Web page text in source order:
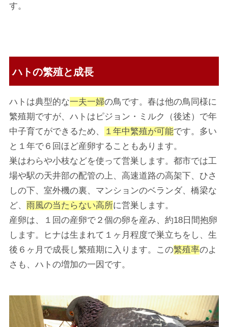
す。
ハトの繁殖と成長
ハトは典型的な一夫一婦の鳥です。春は他の鳥同様に
繁殖期ですが、ハトはピジョン・ミルク（後述）で年
中子育てができるため、
１年中繁殖が可能です。多い
と１年で６回ほど産卵することもあります。
巣はわらや小枝などを使って営巣します。都市では工
場や駅の天井部の配管の上、高速道路の高架下、ひさ
しの下、室外機の裏、マンションのベランダ、橋梁な
ど、 雨風の当たらない高所に営巣します。
産卵は、１回の産卵で２個の卵を産み、約18日間抱卵
します。ヒナは生まれて１ヶ月程度で巣立ちをし、生
後６ヶ月で成長し繁殖期に入ります。この繁殖率のよ
さも、ハトの増加の一因です。